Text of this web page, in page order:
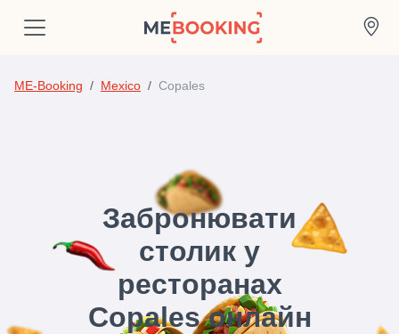
ME-Booking Mexico Copales
Забронювати
столик у
ресторанах
Copales онлайн